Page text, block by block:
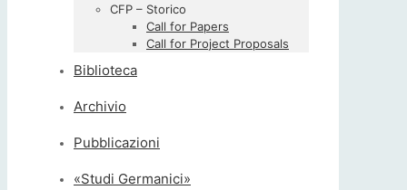
CFP – Storico
Call for Papers
Call for Project Proposals
Biblioteca
Archivio
Pubblicazioni
«Studi Germanici»